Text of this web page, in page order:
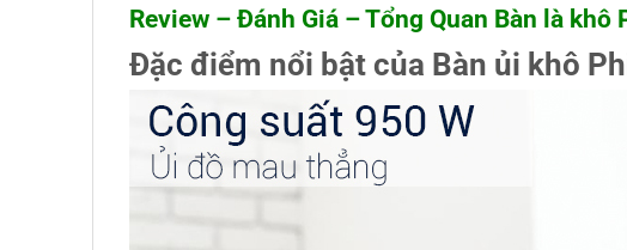
Review – Đánh Giá – Tổng Quan Bàn là
Đặc điểm nổi bật của Bàn ủi khô